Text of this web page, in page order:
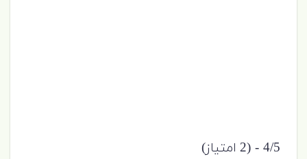
4/5 - (2 امتیاز)